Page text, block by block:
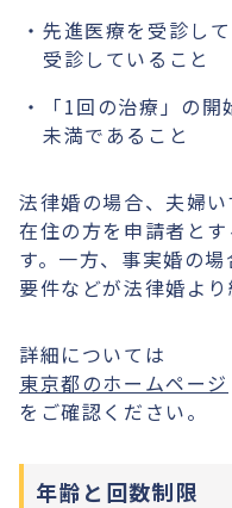
先進医療を受診し
受診していること
「1回の治療」の
未満であること
法律婚の場合、夫婦
在住の方を申請者と
す。一方、事実婚の
要件などが法律婚より
詳細については
東京都のホームページ
をご確認ください。
年齢と回数制限